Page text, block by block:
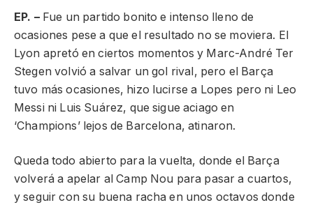
EP. –Fue un partido bonito e intenso lleno de
ocasiones pese a que el resultado no se moviera. El
Lyon apretó en ciertos momentos y Marc-André Ter
Stegen volvió a salvar un gol rival, pero el Barça
tuvo más ocasiones, hizo lucirse a Lopes pero ni Leo
Messi ni Luis Suárez, que sigue aciago en
‘Champions’ lejos de Barcelona, atinaron.
Queda todo abierto para la vuelta, donde el Barça
volverá a apelar al Camp Nou para pasar a cuartos,
y seguir con su buena racha en unos octavos donde